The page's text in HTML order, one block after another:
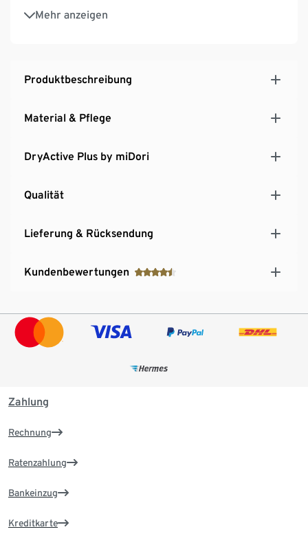
Mehr anzeigen
Gesäßtasche mit Reißverschluss
2 Eingrifftaschen
Produktbeschreibung
Material & Pflege
DryActive Plus by miDori
Qualität
Lieferung & Rücksendung
Kundenbewertungen
Zahlung
Rechnung
Ratenzahlung
Bankeinzug
Kreditkarte